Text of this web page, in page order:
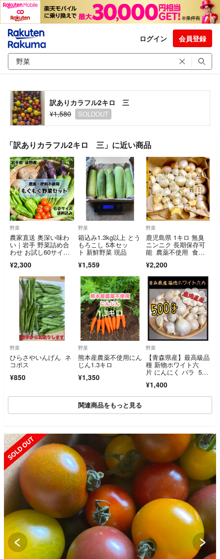
ログイン 会員登録
訳ありカラフル2キロ 三
¥1,580
SOLDOUT
「訳ありカラフル2キロ 三」に近い商品
野菜
農家直送 奥深い味わ
い｜岩手 野菜詰め合
わせ お試し60サイ
使用》
¥2,300
野菜
箱込み1.3kg以上 とう
もろこし 5本セッ
ト 新鮮野菜 現品
¥1,559
野菜
鹿児島県 1キロ 無臭
ニンニク 長期保存可
能 農薬不使用 食用&
り
¥2,200
野菜
ひらさやいんげん ネ
コポス
¥850
野菜
熊本産農薬不使用にん
じん1.3キロ
¥1,350
野菜
【青森県産】最高級品
種 新物ホワイト六
片 にんにく バラ 500
¥1,400
関連商品をもっと見る
SOLD OUT